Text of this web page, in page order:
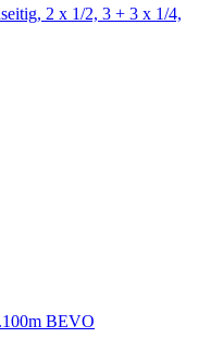
2 x 1/2, 3 + 3 x 1/4,
BEVO